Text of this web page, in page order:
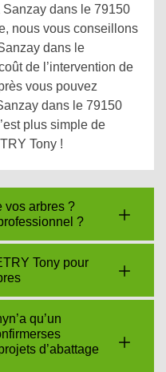
dans le 79150
nous vous conseillons
dans le
de l’intervention de
vous pouvez
dans le 79150
plus simple de
Tony !
vos arbres ?
?
Tony pour
qu’un
d’abattage